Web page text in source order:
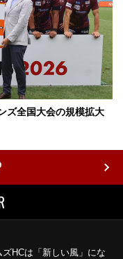
ズ全国大会の規模拡大
ズHCは「新しい風」にな